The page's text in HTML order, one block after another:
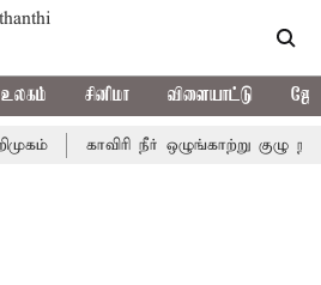
உலகம் சினிமா விளையாட்டு
காவிரி நீர் ஒழுங்காற்று குழு நாளை